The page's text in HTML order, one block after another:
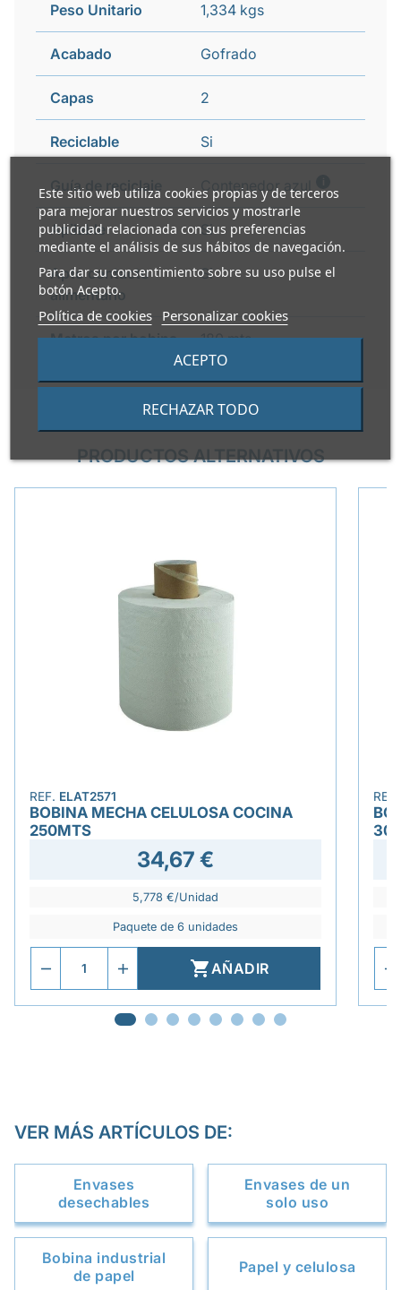
Este sitio web utiliza cookies propias y de terceros
para mejorar nuestros servicios y mostrarle
publicidad relacionada con sus preferencias
mediante el análisis de sus hábitos de navegación.
Para dar su consentimiento sobre su uso pulse el
botón Acepto.
Política de cookies Personalizar cookies
RECHAZAR TODO
ACEPTO
Peso Unitario 1,334 kgs
Acabado Gofrado
Capas 2
Reciclable Si
Guía de reciclaje Contenedor azul
Apilable Si
Apto contacto
alimentario
Si
Metros por bobina 180 mts
PRODUCTOS ALTERNATIVOS
REF. ELAT2571
BOBINA MECHA CELULOSA COCINA
250MTS
34,67 €
5,778 €/Unidad
Paquete de 6 unidades
AÑADIR
VER MÁS ARTÍCULOS DE:
Envases
desechables
Envases de un
solo uso
Bobina industrial
de papel
Papel y celulosa